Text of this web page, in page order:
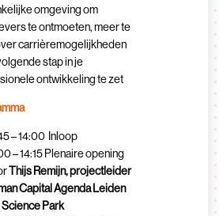
omgeving om
te ontmoeten, meer te
carrièremogelijkheden
stap in je
ontwikkeling te zet
– 14:00 Inloop
– 14:15 Plenaire opening
Thijs Remijn, projectleider
Capital Agenda Leiden
Science Park